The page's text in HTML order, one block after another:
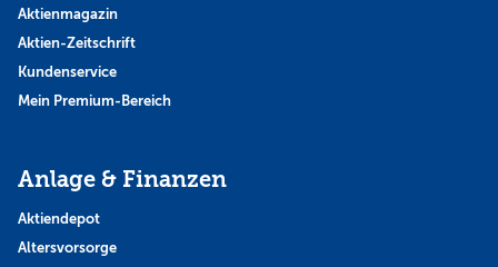
Aktienmagazin
Aktien-Zeitschrift
Kundenservice
Mein Premium-Bereich
Anlage & Finanzen
Aktiendepot
Altersvorsorge